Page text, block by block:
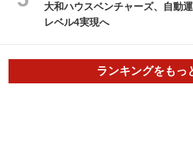
大和ハウスベンチャーズ、自動
レベル4実現へ
ランキングをもっ